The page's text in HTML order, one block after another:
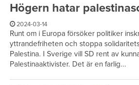
Högern hatar
2024-03-14
Runt om i Europa försöker politiker
yttrandefriheten och stoppa
Palestina. I Sverige vill SD rent av
Palestinaaktivister. Det är en farlig...